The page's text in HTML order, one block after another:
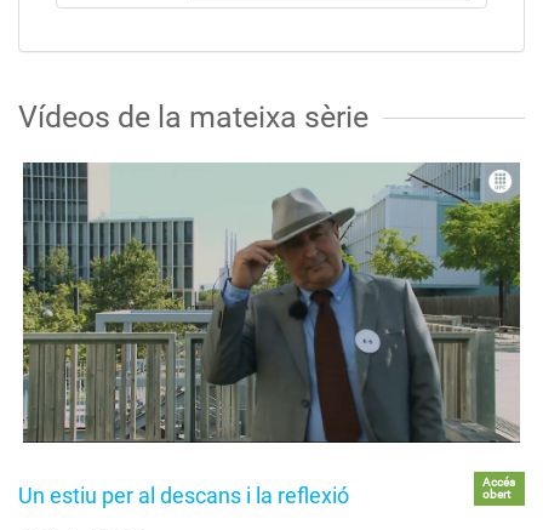
Vídeos de la mateixa sèrie
Un estiu per al descans i la reflexió
Accés
obert